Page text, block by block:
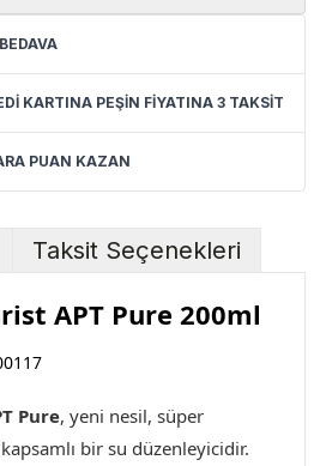
KARTINA PEŞİN FİYATINA 3 TAKSİT
PUAN KAZAN
Taksit Seçenekleri
APT Pure 200ml
Pure, yeni nesil, süper
bir su düzenleyicidir.